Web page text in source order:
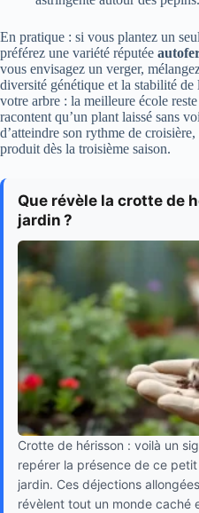
En pratique : si vous plantez un
préférez une variété réputée
vous envisagez un verger,
diversité génétique et la stabilité
votre arbre : la meilleure école
racontent qu’un plant laissé sans
d’atteindre son rythme de
produit dès la troisième saison.
Que révèle la crotte de
jardin ?
Crotte de hérisson : voilà un
repérer la présence de ce
jardin. Ces déjections
révèlent tout un monde caché